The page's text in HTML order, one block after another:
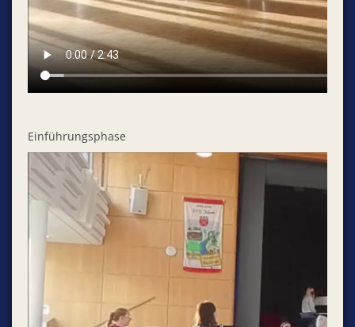
Einführungsphase